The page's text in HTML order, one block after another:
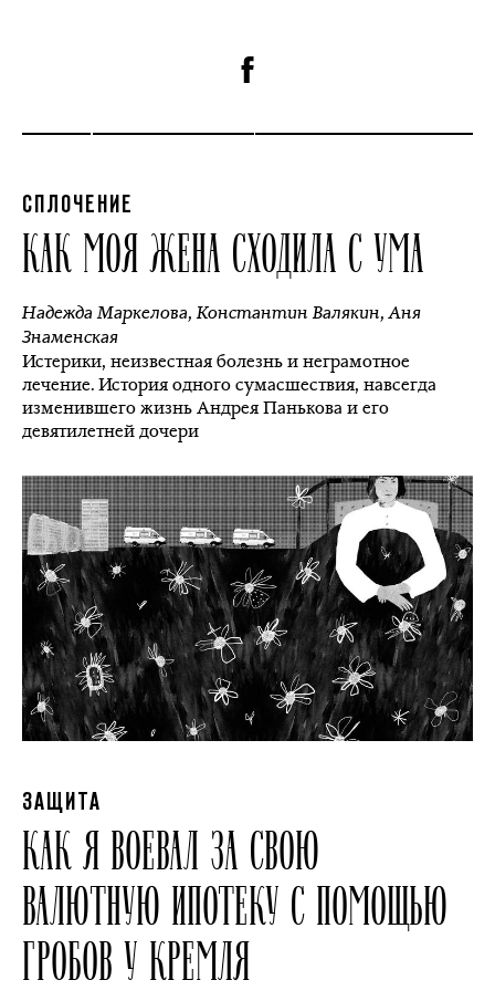
СПЛОЧЕНИЕ
КАК МОЯ ЖЕНА СХОДИЛА С УМА
Надежда Маркелова,Константин Валякин,Аня
Знаменская
Истерики, неизвестная болезнь и неграмотное
лечение. История одного сумасшествия, навсегда
изменившего жизнь Андрея Панькова и его
девятилетней дочери
ЗАЩИТА
КАК Я ВОЕВАЛ ЗА СВОЮ
ВАЛЮТНУЮ ИПОТЕКУ С ПОМОЩЬЮ
ГРОБОВ У КРЕМЛЯ